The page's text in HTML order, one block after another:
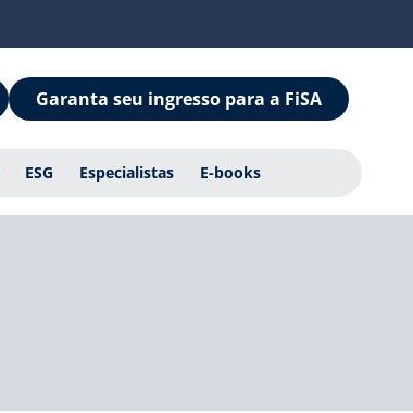
Garanta seu ingresso para a FiSA
ESG Especialistas E-books